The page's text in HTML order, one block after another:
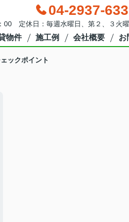
04-2937-
00 定休日：毎週水曜日、第２、３火
物件 施工例 会社概要 お
ックポイント